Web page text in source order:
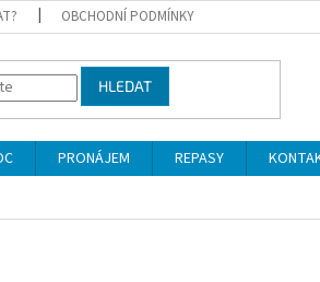
OBCHODNÍ PODMÍNKY
HLEDAT
PRONÁJEM REPASY